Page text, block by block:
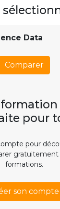
Data
Comparer
pour
pour
gratuitement
formations.
son compte